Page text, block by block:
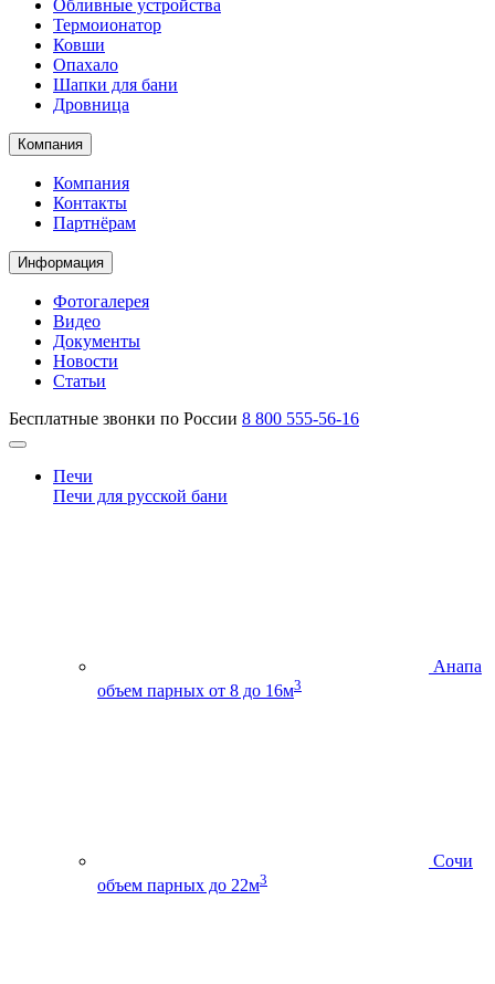
Обливные устройства
Термоионатор
Ковши
Опахало
Шапки для бани
Дровница
Компания
Компания
Контакты
Партнёрам
Информация
Фотогалерея
Видео
Документы
Новости
Статьи
Бесплатные звонки по России 8 800 555-56-16
Печи
Печи для русской бани
Анапа
объем парных от 8 до 16м3
Сочи
объем парных до 22м3